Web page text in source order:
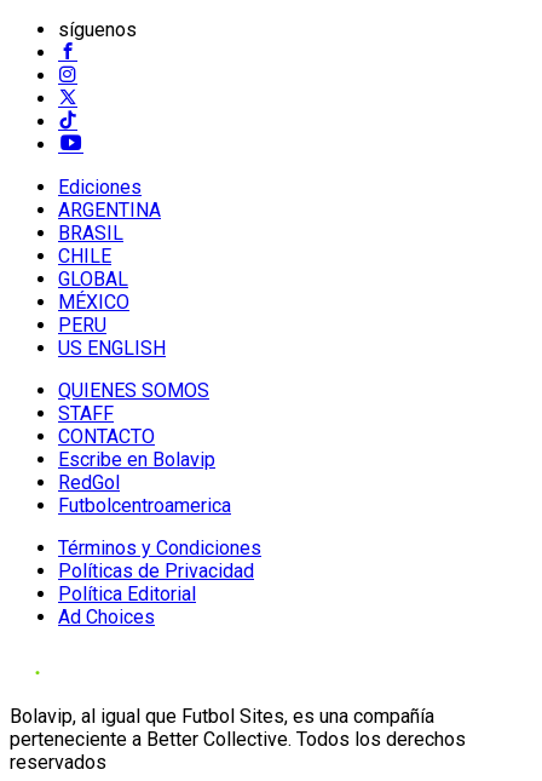
síguenos
Ediciones
ARGENTINA
BRASIL
CHILE
GLOBAL
MÉXICO
PERU
US ENGLISH
QUIENES SOMOS
STAFF
CONTACTO
Escribe en Bolavip
RedGol
Futbolcentroamerica
Términos y Condiciones
Políticas de Privacidad
Política Editorial
Ad Choices
Bolavip, al igual que Futbol Sites, es una compañía
perteneciente a Better Collective. Todos los derechos
reservados